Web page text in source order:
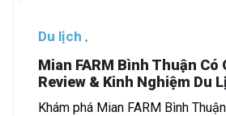
Du lịch
Mian FARM Bình Thuận Có
Review & Kinh Nghiệm Du
Khám phá Mian FARM Bình